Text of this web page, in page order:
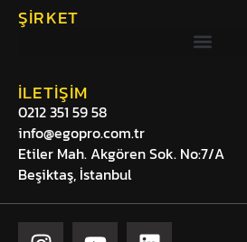
ŞIRKET
İLETIŞIM
0212 351 59 58
info@egopro.com.tr
Etiler Mah. Akgören Sok. No:7/A
Beşiktaş, İstanbul